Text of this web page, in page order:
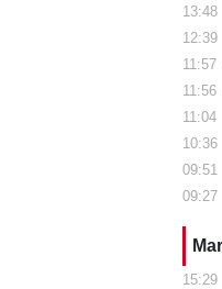
13:48
12:39
11:57
11:56
11:04
10:36
09:51
09:27
15:29